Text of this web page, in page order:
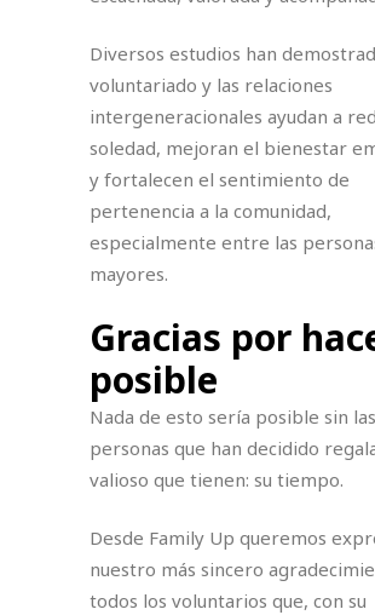
Diversos estudios han
voluntariado y las relaciones
intergeneracionales ayudan a
soledad, mejoran el bienestar
y fortalecen el sentimiento de
pertenencia a la comunidad,
especialmente entre las
mayores.
Gracias por
posible
Nada de esto sería posible sin las
personas que han decidido
valioso que tienen: su tiempo.
Desde Family Up queremos
nuestro más sincero
todos los voluntarios que, con su